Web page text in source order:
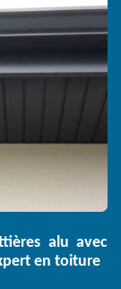
alu avec
en toiture